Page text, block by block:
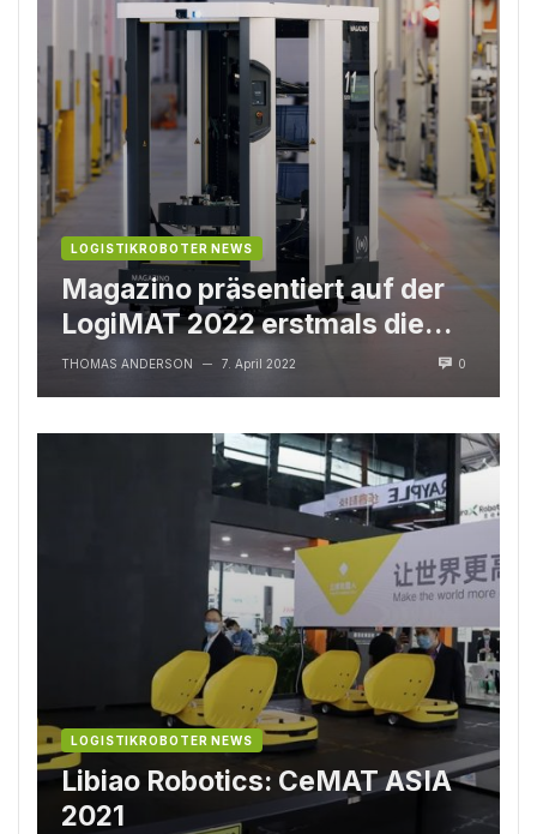
LOGISTIKROBOTER NEWS
Magazino präsentiert auf der
LogiMAT 2022 erstmals die
Weiterentwicklung des
Roboters SOTO
THOMAS ANDERSON — 7. April 2022 0
LOGISTIKROBOTER NEWS
Libiao Robotics: CeMAT ASIA
2021